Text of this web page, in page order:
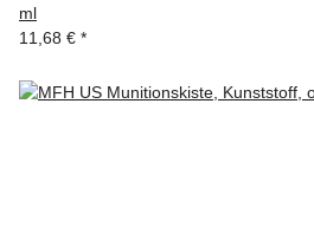
ml
11,68 € *